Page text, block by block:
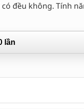
đều không. Tính
lần